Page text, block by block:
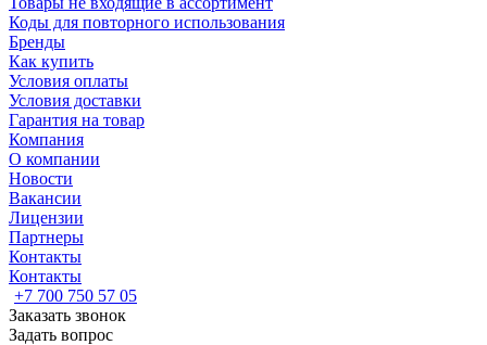
Коды для повторного использования
Бренды
Как купить
Условия оплаты
Условия доставки
Гарантия на товар
Компания
О компании
Новости
Вакансии
Лицензии
Партнеры
Контакты
Контакты
+7 700 750 57 05
Заказать звонок
Задать вопрос